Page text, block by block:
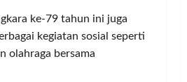
ke-79 tahun ini juga
kegiatan sosial seperti
olahraga bersama